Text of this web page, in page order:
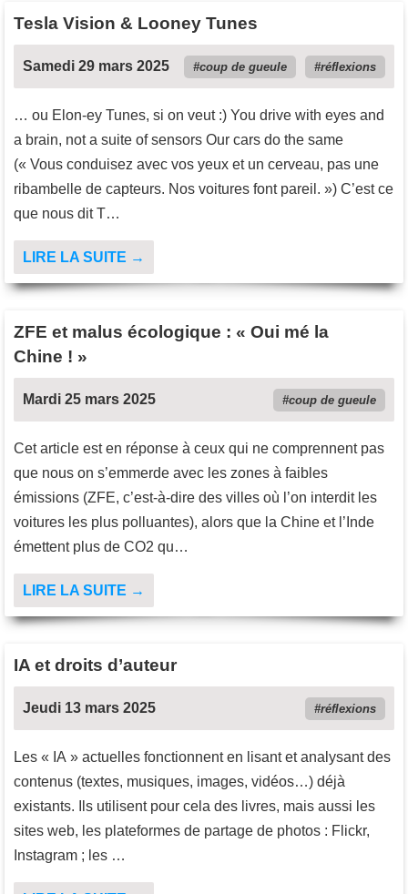
Tesla Vision & Looney Tunes
Samedi 29 mars 2025 coup de gueule réflexions
… ou Elon-ey Tunes, si on veut :) You drive with eyes and
a brain, not a suite of sensors Our cars do the same
(« Vous conduisez avec vos yeux et un cerveau, pas une
ribambelle de capteurs. Nos voitures font pareil. ») C’est ce
que nous dit T…
LIRE LA SUITE →
ZFE et malus écologique : « Oui mé la
Chine ! »
Mardi 25 mars 2025 coup de gueule
Cet article est en réponse à ceux qui ne comprennent pas
que nous on s’emmerde avec les zones à faibles
émissions (ZFE, c’est-à-dire des villes où l’on interdit les
voitures les plus polluantes), alors que la Chine et l’Inde
émettent plus de CO2 qu…
LIRE LA SUITE →
IA et droits d’auteur
Jeudi 13 mars 2025 réflexions
Les « IA » actuelles fonctionnent en lisant et analysant des
contenus (textes, musiques, images, vidéos…) déjà
existants. Ils utilisent pour cela des livres, mais aussi les
sites web, les plateformes de partage de photos : Flickr,
Instagram ; les …